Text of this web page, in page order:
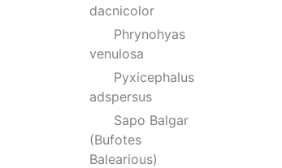
dacnicolor
Phrynohyas
venulosa
Pyxicephalus
adspersus
Sapo Balgar
(Bufotes
Balearious)